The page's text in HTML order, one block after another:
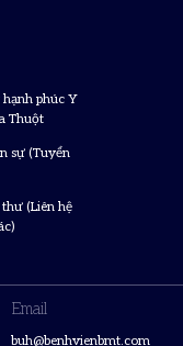
phúc Y
Thuột
sự (Tuyển
(Liên hệ
Email
buh@benhvienbmt.com